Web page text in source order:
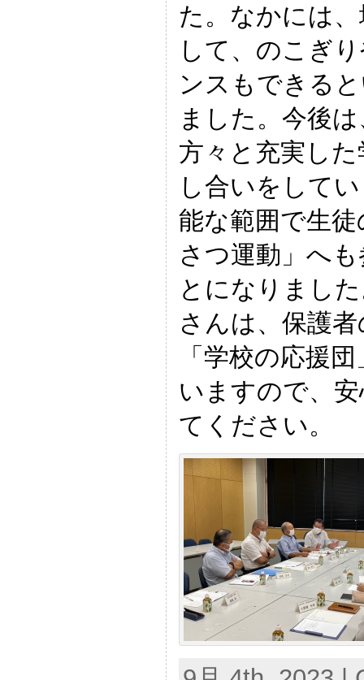
た。なかには
して、のこぎ
ンスもできる
ました。今後
方々と充実し
し合いをして
能な範囲で生
さつ運動」へ
とになりまし
さんは、保護
「学校の応援
いますので、
てください。